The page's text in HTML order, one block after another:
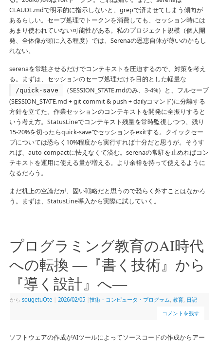
CLAUDE.mdで明示的に指示しないと、grepで済ませてしまう傾向が
あるらしい。セーブ処理でトークンを消費しても、セッション時には
あまり使われていない可能性がある。私のプロジェクト規模（個人開
発、全体像が頭に入る程度）では、Serenaの恩恵自体が薄いのかもし
れない。
serenaを常駐させるだけでコンテキストを圧迫するので、対策を考え
る。まずは、セッションのセーブ処理だけを目的とした軽量な
/quick-save
（SESSION_STATE.mdのみ、3-4%）と、フルセーブ
(SESSION_STATE.md + git commit & push + dailyコマンド)に分離する
方針を立てた。作業セッションのコンテキストを開発に全振りすると
いう考え方。StatusLineでコンテキスト残量を常時監視しつつ、残り
15-20%を切ったらquick-saveでセッションをexitする。クイックセー
ブについては恐らく10%程度から実行すれば十分だと思うが。そうす
れば、auto-compactに怯えなくて済む。serenaの常駐を止めればコン
テキストを運用に使える量が増える。より余裕を持って使えるように
なるだろう。
まだ机上の空論だが、固い戦略だと思うので恐らく外すことはなかろ
う。まずは、StatusLine導入から実際に試していく。
プログラミング教育のAI時代
への転換 ―『書く技術』から
『導く設計』へ―
から sougetuOte 2026/02/05 技術・コンピュータ・プログラム 教育, 日記
コメントを残す
ソフトウェアの作成がAIツールによってソースコードの作成からアー